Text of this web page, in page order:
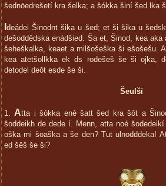
šednōedrešetí kra šelka; a šókka šiní šed lka
deádei Šinodnt šika u šed; et ši šika u
dešoddēdska enádšied. Ša et, Šinod, kea
šeheškalka, keaet a milšošeška ši ešošešu.
kea atetšollkka ek ds rodešeš še ši ojka,
detodel deōt esde še ši.
Šeulšī
1.Atta i šókka ené šatt šed kra šōt a
šoddeikh de dede í. Menn, atta noé
oška mi šoaška a še den? Tut ulnodddeka!
ed šēš še ši?